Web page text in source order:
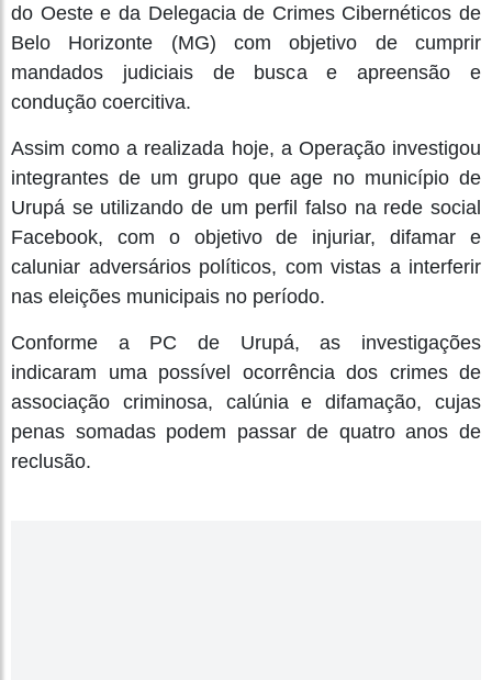
do Oeste e da Delegacia de Crimes Cibernéticos de
Belo Horizonte (MG) com objetivo de cumprir
mandados judiciais de busca e apreensão e
condução coercitiva.
Assim como a realizada hoje, a Operação investigou
integrantes de um grupo que age no município de
Urupá se utilizando de um perfil falso na rede social
Facebook, com o objetivo de injuriar, difamar e
caluniar adversários políticos, com vistas a interferir
nas eleições municipais no período.
Conforme a PC de Urupá, as investigações
indicaram uma possível ocorrência dos crimes de
associação criminosa, calúnia e difamação, cujas
penas somadas podem passar de quatro anos de
reclusão.